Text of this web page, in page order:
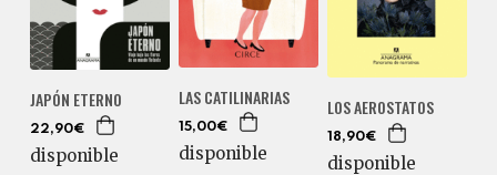
JAPÓN ETERNO
22,90€
disponible
LAS CATILINARIAS
15,00€
disponible
LOS AEROSTATOS
18,90€
disponible